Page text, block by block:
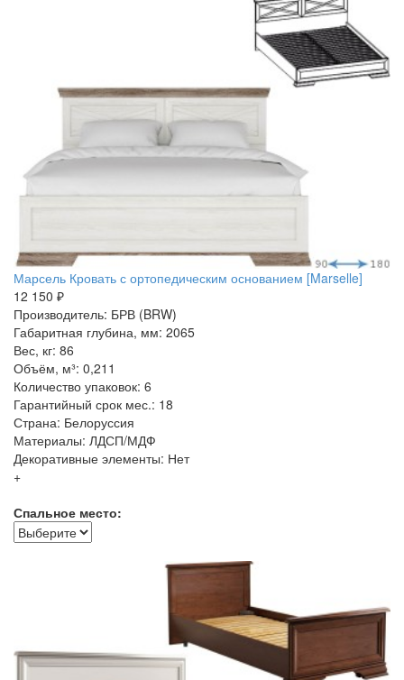
Марсель Кровать с ортопедическим основанием [Marselle]
12 150 ₽
Производитель: БРВ (BRW)
Габаритная глубина, мм: 2065
Вес, кг: 86
Объём, м³: 0,211
Количество упаковок: 6
Гарантийный срок мес.: 18
Страна: Белоруссия
Материалы: ЛДСП/МДФ
Декоративные элементы: Нет
+
Спальное место: